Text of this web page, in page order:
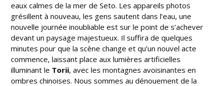
eaux calmes de la mer de Seto. Les appareils photos
grésillent à nouveau, les gens sautent dans l’eau, une
nouvelle journée inoubliable est sur le point de s’achever
devant un paysage majestueux. Il suffira de quelques
minutes pour que la scène change et qu’un nouvel acte
commence, laissant place aux lumières artificielles
illuminant le Torii, avec les montagnes avoisinantes en
ombres chinoises. Nous sommes au dénouement de la